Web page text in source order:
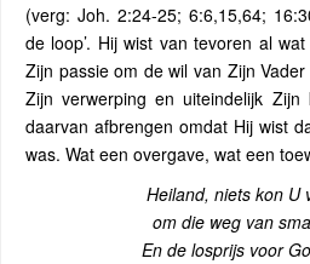
(verg: Joh. 2:24-25; 6:6,15,64;
de loop’. Hij wist van tevoren al
Zijn passie om de wil van Zijn
Zijn verwerping en uiteindelijk Zijn
daarvan afbrengen omdat Hij wist
was. Wat een overgave, wat een
Heiland, niets kon U
om die weg van
En de losprijs voor